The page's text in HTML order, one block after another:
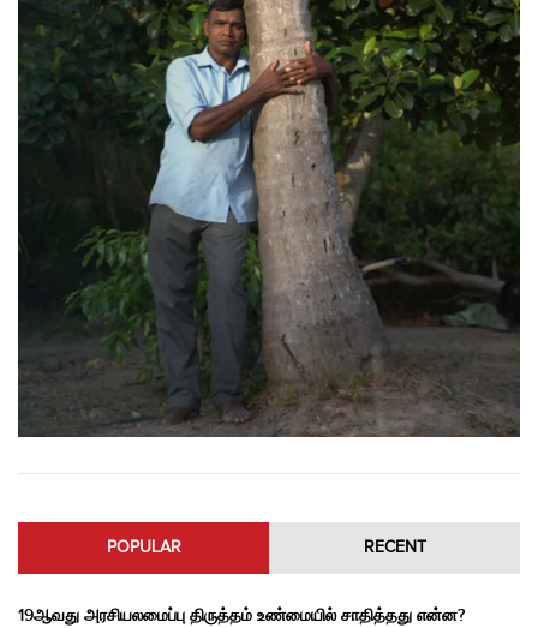
POPULAR RECENT
19ஆவது அரசியலமைப்பு திருத்தம் உண்மையில் சாதித்தது என்ன?